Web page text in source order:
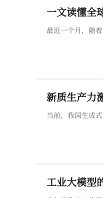
一文读懂全
最近一个月，随
新质生产力
当前，我国生成
工业大模型